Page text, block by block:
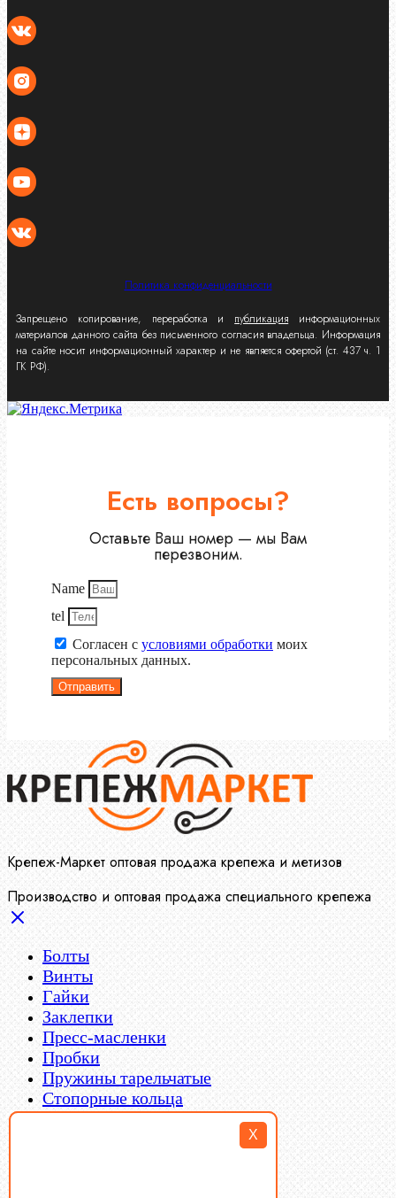
X
Политика конфиденциальности
Запрещено копирование, переработка и публикация информационных
материалов данного сайта без письменного согласия владельца. Информация
на сайте носит информационный характер и не является офертой (ст. 437 ч. 1
ГК РФ).
Есть вопросы?
Оставьте Ваш номер — мы Вам
перезвоним.
Name
tel
Согласен с условиями обработки моих
персональных данных.
Отправить
Крепеж-Маркет оптовая продажа крепежа и метизов
Производство и оптовая продажа специального крепежа
Болты
Винты
Гайки
Заклепки
Пресс-масленки
Пробки
Пружины тарельчатые
Стопорные кольца
Такелаж